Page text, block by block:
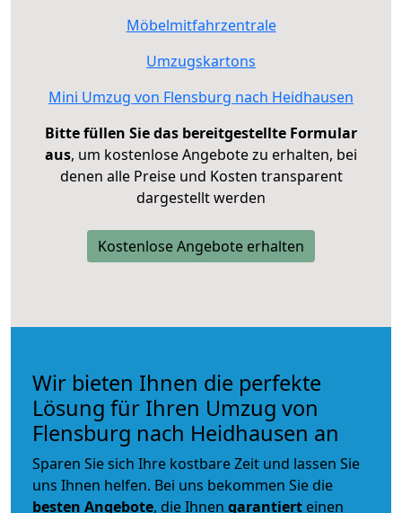
Möbelmitfahrzentrale
Umzugskartons
Mini Umzug von Flensburg nach Heidhausen
Bitte füllen Sie das bereitgestellte Formular
aus, um kostenlose Angebote zu erhalten, bei
denen alle Preise und Kosten transparent
dargestellt werden
Kostenlose Angebote erhalten
Wir bieten Ihnen die perfekte
Lösung für Ihren Umzug von
Flensburg nach Heidhausen an
Sparen Sie sich Ihre kostbare Zeit und lassen Sie
uns Ihnen helfen. Bei uns bekommen Sie die
besten Angebote, die Ihnen garantiert einen